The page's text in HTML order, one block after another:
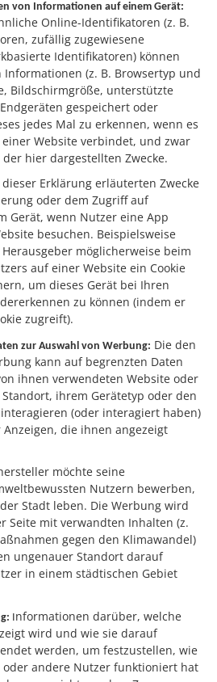
von Informationen auf einem Gerät:
Online-Identifikatoren (z. B.
zufällig zugewiesene
Identifikatoren) können
(z. B. Browsertyp und
Bildschirmgröße, unterstützte
gespeichert oder
jedes Mal zu erkennen, wenn es
Website verbindet, und zwar
hier dargestellten Zwecke.
Erklärung erläuterten Zwecke
oder dem Zugriff auf
Gerät, wenn Nutzer eine App
besuchen. Beispielsweise
möglicherweise beim
auf einer Website ein Cookie
um dieses Gerät bei Ihren
zu können (indem er
zugreift).
zur Auswahl von Werbung: Die den
kann auf begrenzten Daten
ihnen verwendeten Website oder
ihrem Gerätetyp oder den
(oder interagiert haben)
die ihnen angezeigt
möchte seine
Nutzern bewerben,
Stadt leben. Die Werbung wird
Seite mit verwandten Inhalten (z.
gegen den Klimawandel)
ungenauer Standort darauf
in einem städtischen Gebiet
Informationen darüber, welche
wird und wie sie darauf
werden, um festzustellen, wie
oder andere Nutzer funktioniert hat